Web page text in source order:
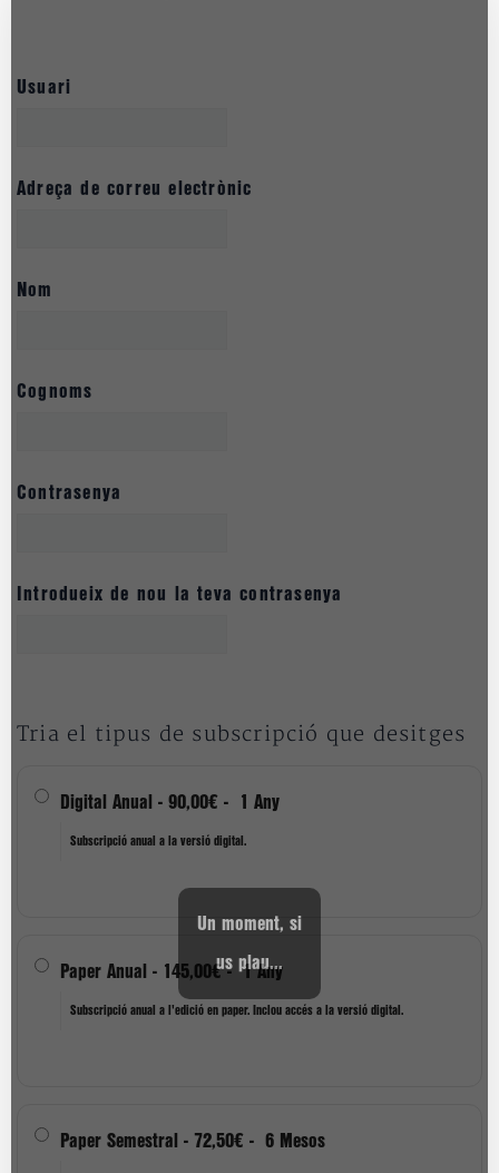
Usuari
Adreça de correu electrònic
Nom
Cognoms
Contrasenya
Introdueix de nou la teva contrasenya
Tria el tipus de subscripció que desitges
Digital Anual - 90,00€ - 1 Any
Subscripció anual a la versió digital.
Paper Anual - 145,00€- 1 Any
Subscripció anual a l'edició en paper. Inclou accés a la versió digital.
Paper Semestral - 72,50€ - 6 Mesos
Un moment, si
us plau...